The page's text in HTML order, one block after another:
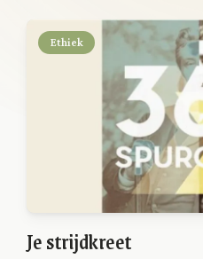
Ethiek
Je strijdkreet